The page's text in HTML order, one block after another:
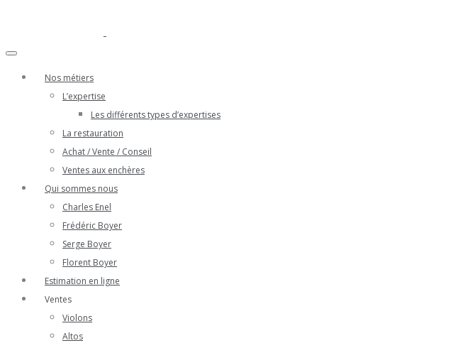
Nos métiers
L’expertise
Les différents types d’expertises
La restauration
Achat / Vente / Conseil
Ventes aux enchères
Qui sommes nous
Charles Enel
Frédéric Boyer
Serge Boyer
Florent Boyer
Estimation en ligne
Ventes
Violons
Altos